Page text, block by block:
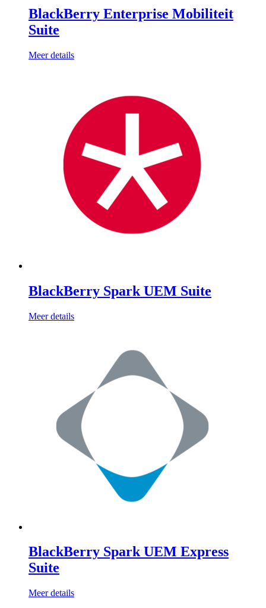
BlackBerry Enterprise Mobiliteit
Suite
Meer details
BlackBerry Spark UEM Suite
Meer details
BlackBerry Spark UEM Express
Suite
Meer details